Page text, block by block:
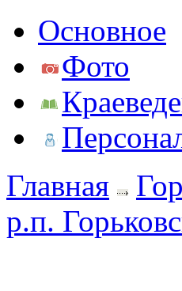
Основное
Фото
Главная
р.п.